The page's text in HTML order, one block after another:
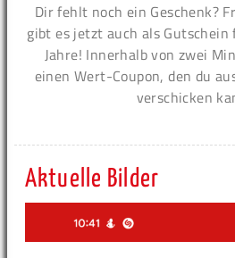
Dir fehlt noch ein Geschenk?
gibt es jetzt auch als
Jahre! Innerhalb von zwei
einen Wert-Coupon, den du
verschicken
Aktuelle Bilder